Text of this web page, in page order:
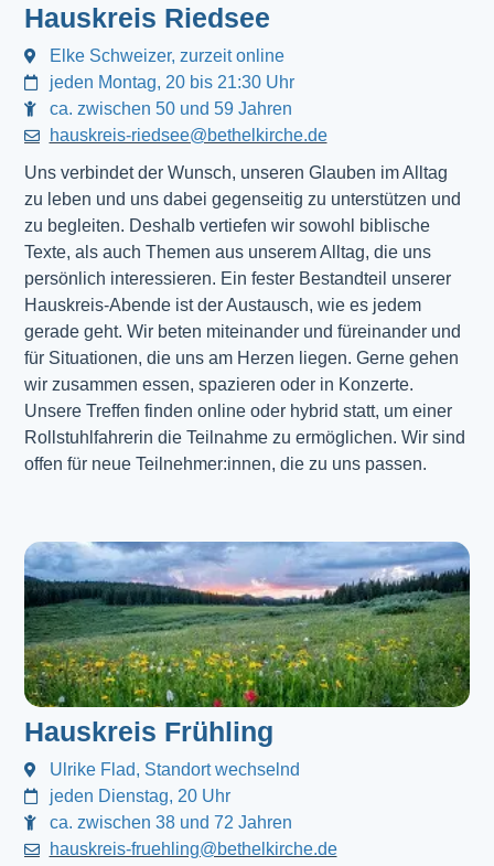
Hauskreis Riedsee
Elke Schweizer, zurzeit online
jeden Montag, 20 bis 21:30 Uhr
ca. zwischen 50 und 59 Jahren
hauskreis-riedsee@bethelkirche.de
Uns verbindet der Wunsch, unseren Glauben im Alltag
zu leben und uns dabei gegenseitig zu unterstützen und
zu begleiten. Deshalb vertiefen wir sowohl biblische
Texte, als auch Themen aus unserem Alltag, die uns
persönlich interessieren. Ein fester Bestandteil unserer
Hauskreis-Abende ist der Austausch, wie es jedem
gerade geht. Wir beten miteinander und füreinander und
für Situationen, die uns am Herzen liegen. Gerne gehen
wir zusammen essen, spazieren oder in Konzerte.
Unsere Treffen finden online oder hybrid statt, um einer
Rollstuhlfahrerin die Teilnahme zu ermöglichen. Wir sind
offen für neue Teilnehmer:innen, die zu uns passen.
Hauskreis Frühling
Ulrike Flad, Standort wechselnd
jeden Dienstag, 20 Uhr
ca. zwischen 38 und 72 Jahren
hauskreis-fruehling@bethelkirche.de